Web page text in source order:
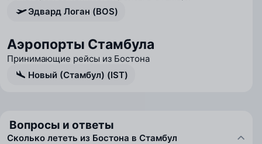
Эдвард Логан (BOS)
Аэропорты Стамбула
Принимающие рейсы из Бостона
Новый (Стамбул) (IST)
Вопросы и ответы
Сколько лететь из Бостона в Стамбул